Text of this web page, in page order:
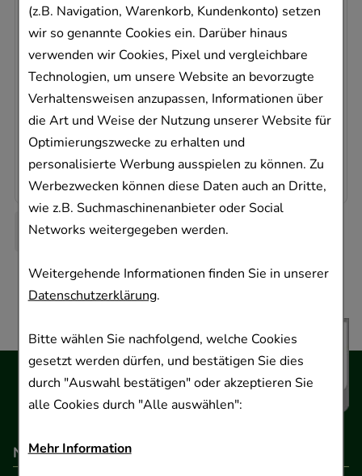
(z.B. Navigation, Warenkorb, Kundenkonto) setzen
wir so genannte Cookies ein. Darüber hinaus
verwenden wir Cookies, Pixel und vergleichbare
Technologien, um unsere Website an bevorzugte
Verhaltensweisen anzupassen, Informationen über
die Art und Weise der Nutzung unserer Website für
Optimierungszwecke zu erhalten und
personalisierte Werbung ausspielen zu können. Zu
Werbezwecken können diese Daten auch an Dritte,
wie z.B. Suchmaschinenanbieter oder Social
Networks weitergegeben werden.
Weitergehende Informationen finden Sie in unserer
Datenschutzerklärung.
Bitte wählen Sie nachfolgend, welche Cookies
gesetzt werden dürfen, und bestätigen Sie dies
durch "Auswahl bestätigen" oder akzeptieren Sie
alle Cookies durch "Alle auswählen":
Mehr Information
Param GmbH
100St
Handschuhe
04818973
Dieses Produkt ist zur Zeit nicht verfügbar
7,77 €¹
AVP : 7,79 €
0,08 €pro 1 Stk
Navigation